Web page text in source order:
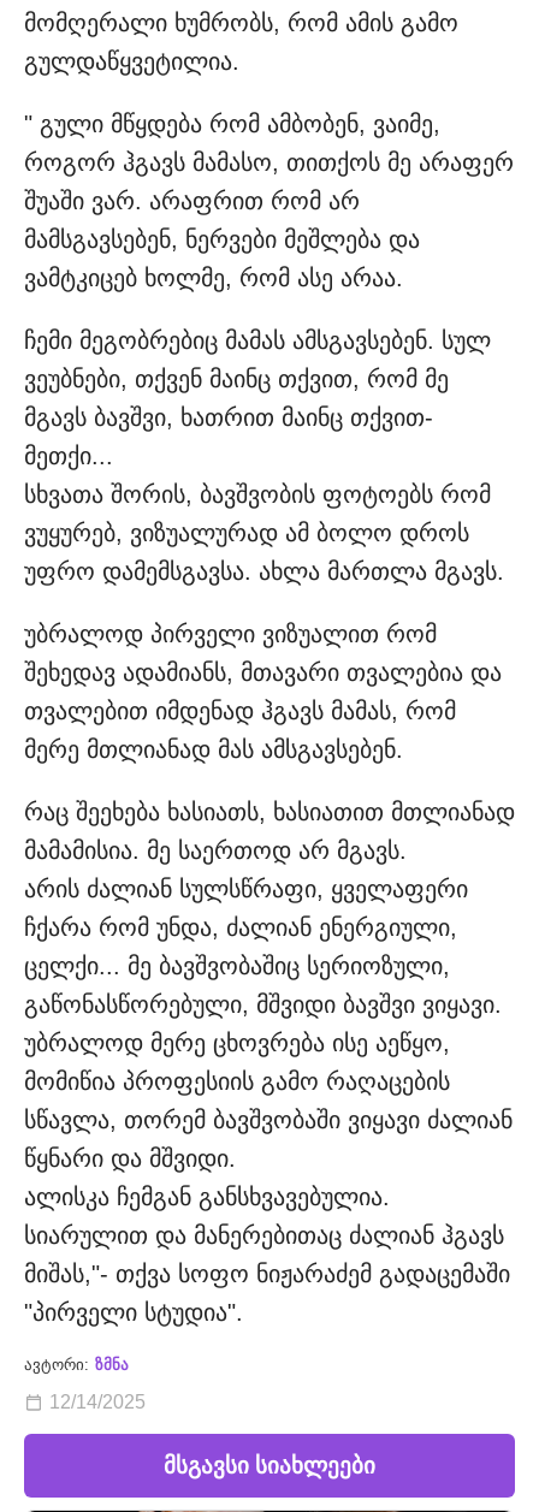
მომღერალი ხუმრობს, რომ ამის გამო
გულდაწყვეტილია.
" გული მწყდება რომ ამბობენ, ვაიმე,
როგორ ჰგავს მამასო, თითქოს მე არაფერ
შუაში ვარ. არაფრით რომ არ
მამსგავსებენ, ნერვები მეშლება და
ვამტკიცებ ხოლმე, რომ ასე არაა.
ჩემი მეგობრებიც მამას ამსგავსებენ. სულ
ვეუბნები, თქვენ მაინც თქვით, რომ მე
მგავს ბავშვი, ხათრით მაინც თქვით-
მეთქი...
სხვათა შორის, ბავშვობის ფოტოებს რომ
ვუყურებ, ვიზუალურად ამ ბოლო დროს
უფრო დამემსგავსა. ახლა მართლა მგავს.
უბრალოდ პირველი ვიზუალით რომ
შეხედავ ადამიანს, მთავარი თვალებია და
თვალებით იმდენად ჰგავს მამას, რომ
მერე მთლიანად მას ამსგავსებენ.
რაც შეეხება ხასიათს, ხასიათით მთლიანად
მამამისია. მე საერთოდ არ მგავს.
არის ძალიან სულსწრაფი, ყველაფერი
ჩქარა რომ უნდა, ძალიან ენერგიული,
ცელქი... მე ბავშვობაშიც სერიოზული,
გაწონასწორებული, მშვიდი ბავშვი ვიყავი.
უბრალოდ მერე ცხოვრება ისე აეწყო,
მომიწია პროფესიის გამო რაღაცების
სწავლა, თორემ ბავშვობაში ვიყავი ძალიან
წყნარი და მშვიდი.
ალისკა ჩემგან განსხვავებულია.
სიარულით და მანერებითაც ძალიან ჰგავს
მიშას,"- თქვა სოფო ნიჟარაძემ გადაცემაში
"პირველი სტუდია".
ავტორი: ზმნა
12/14/2025
მსგავსი სიახლეები